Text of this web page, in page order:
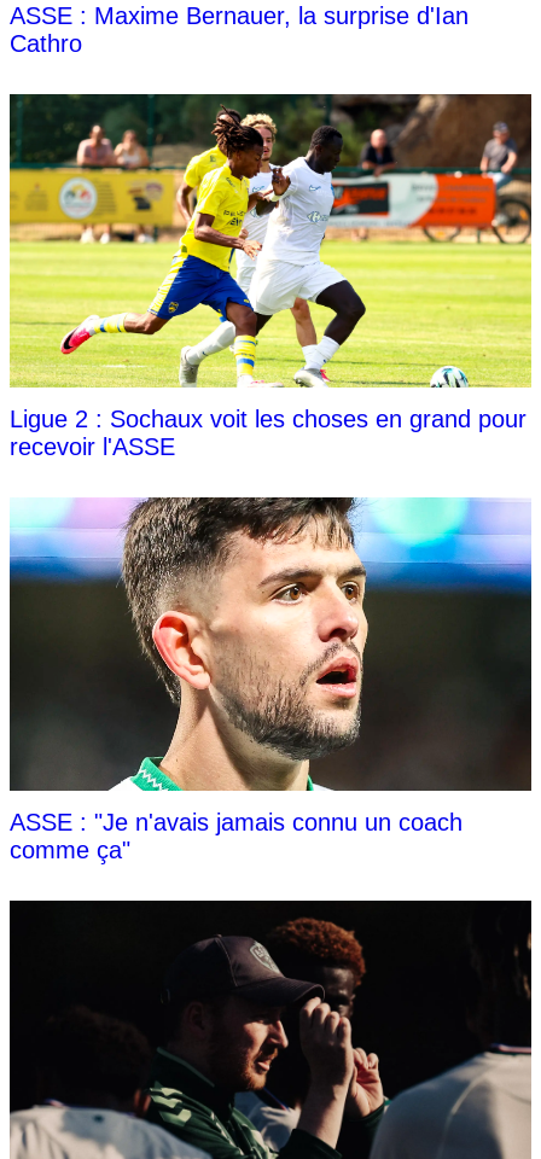
ASSE : Maxime Bernauer, la surprise d'Ian
Cathro
Ligue 2 : Sochaux voit les choses en grand pour
recevoir l'ASSE
ASSE : "Je n'avais jamais connu un coach
comme ça"